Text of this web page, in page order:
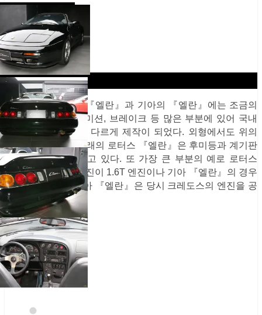
로터스의 오리지날 『엘란』과 기아의 『엘란』에는 조금의
차이가 있다. 엔진, 미션, 브레이크 등 많은 부분에 있어 국내
실정에 맞춰 조금은 다르게 제작이 되었다. 외형에서도 위의
기아 『엘란』과 아래의 로터스 『엘란』은 후미등과 계기판
등에서 차이를 보이고 있다. 또 가장 큰 부분의 예로 로터스
『엘란』의 경우 엔진이 1.6T 엔진이나 기아 『엘란』의 경우
1.8NA엔진이다. 기아 『엘란』은 당시 크레도스의 엔진을 공
유하였다.